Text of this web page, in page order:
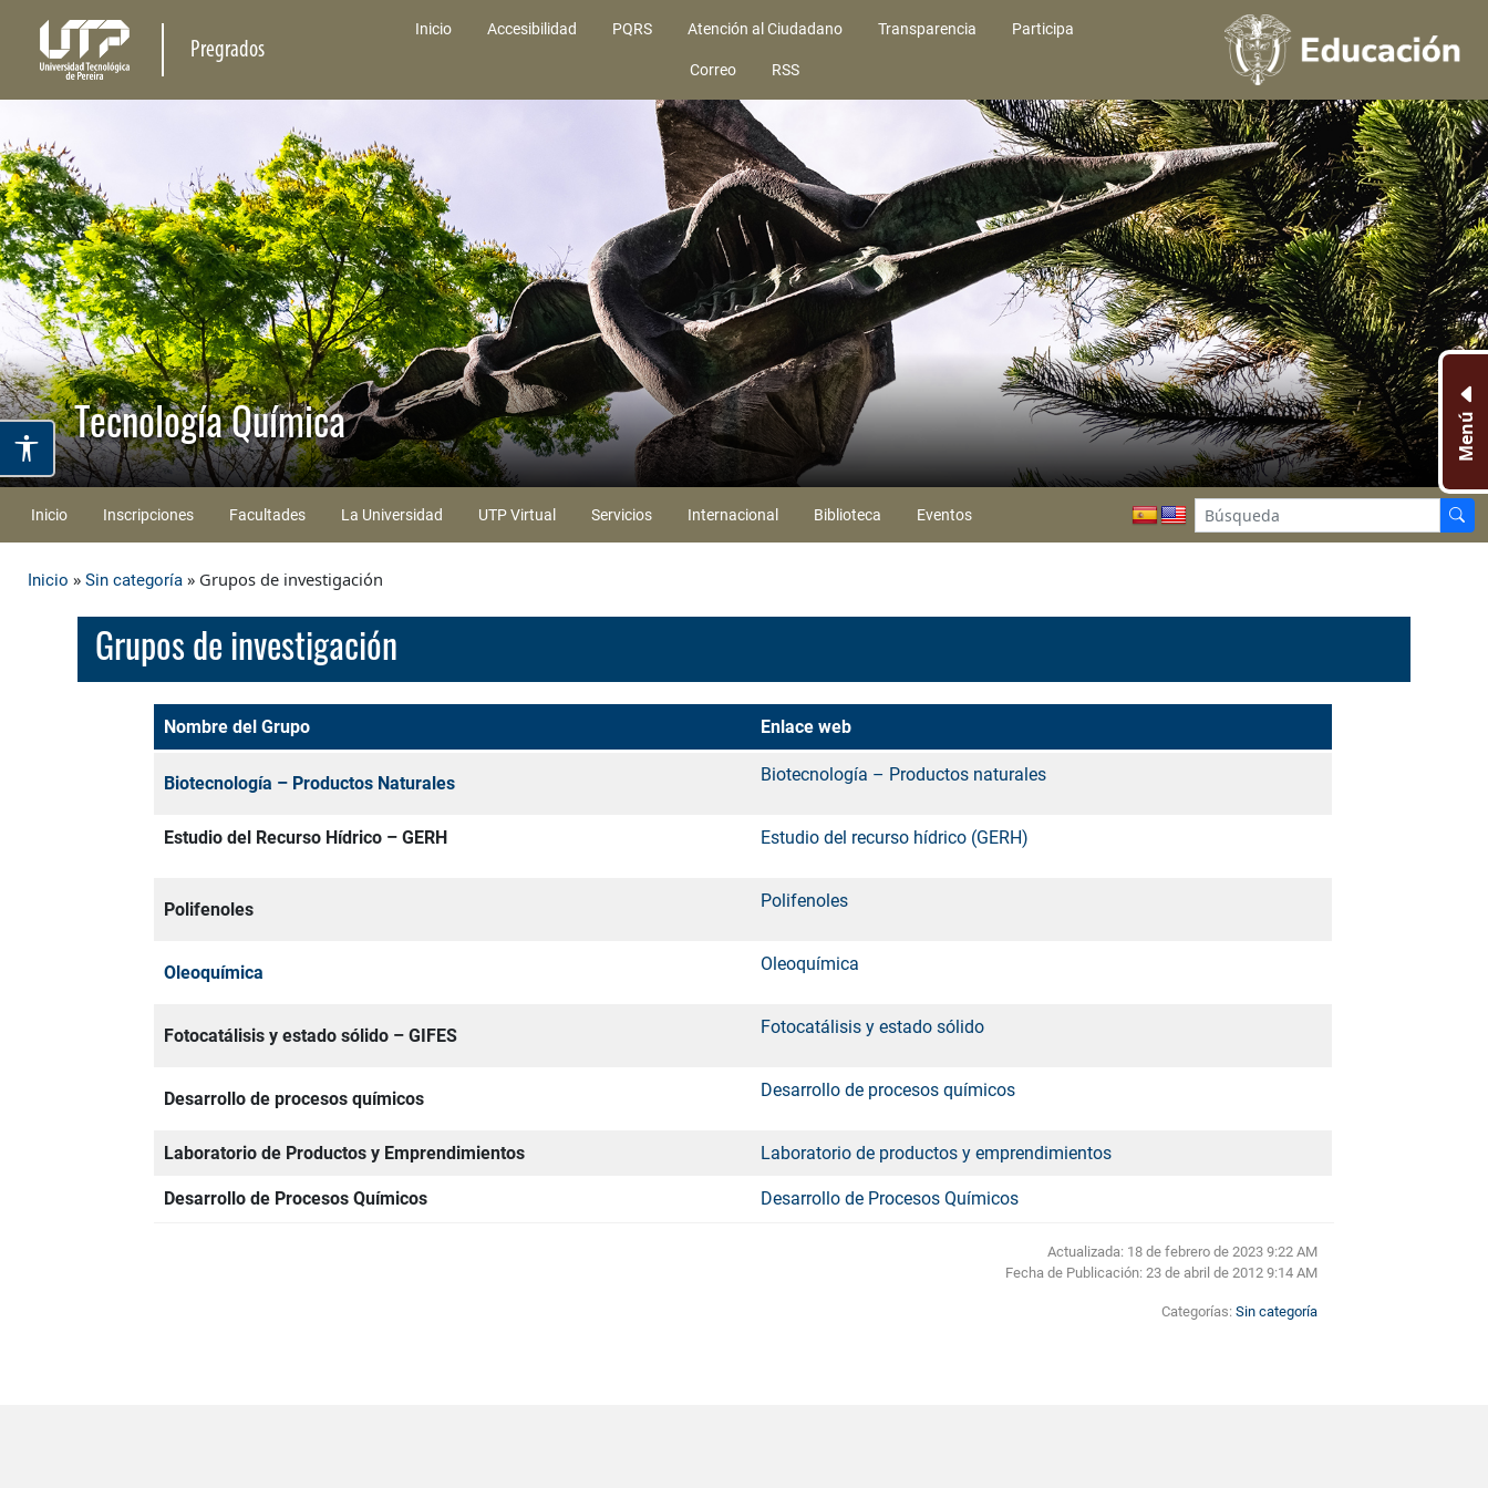
Pregrados
Inicio Accesibilidad PQRS Atención al Ciudadano Transparencia Participa
Correo RSS
Tecnología Química
Inicio Inscripciones Facultades La Universidad UTP Virtual Servicios Internacional Biblioteca Eventos
Inicio » Sin categoría » Grupos de investigación
Grupos de investigación
Nombre del Grupo Enlace web
Biotecnología – Productos Naturales Biotecnología – Productos naturales
Estudio del Recurso Hídrico – GERH Estudio del recurso hídrico (GERH)
Polifenoles Polifenoles
Oleoquímica Oleoquímica
Fotocatálisis y estado sólido – GIFES Fotocatálisis y estado sólido
Desarrollo de procesos químicos Desarrollo de procesos químicos
Laboratorio de Productos y Emprendimientos Laboratorio de productos y emprendimientos
Desarrollo de Procesos Químicos Desarrollo de Procesos Químicos
Actualizada: 18 de febrero de 2023 9:22 AM
Fecha de Publicación: 23 de abril de 2012 9:14 AM
Categorías: Sin categoría
Menú